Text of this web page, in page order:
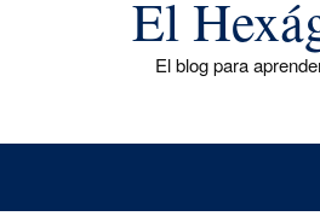
El
El blog para